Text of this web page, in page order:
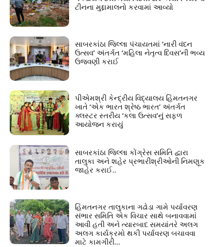
ટીનના મુદ્દામાલનો કરવામાં આવ્યો
સાબરકાંઠા જિલ્લા પંચાયતમાં ‘નારી વંદન
ઉત્સવ’ અંતર્ગત ‘મહિલા નેતૃત્વ દિવસ’ની ભવ્ય
ઉજવણી કરાઈ
પીએમશ્રી કેન્દ્રીય વિદ્યાલય હિંમતનગર
ખાતે ‘એક ભારત શ્રેષ્ઠ ભારત’ અંતર્ગત
ક્લસ્ટર સ્તરીય ‘કલા ઉત્સવ’નું સફળ
આયોજન કરાયું
સાબરકાંઠા જિલ્લા કોંગ્રેસ સમિતિ દ્વારા
તાલુકા અને શહેર પ્રભારીશ્રીઓની નિમણૂક
જાહેર કરાઈ..
હિંમતનગર તાલુકાના ગઢોડા ગામે પર્યાવરણ
સંભાર સમિતિ એક વિચાર સાથે બનાવવામાં
આવી હતી અને ત્યારબાદ સમયાંતરે અલગ
અલગ કાર્યક્રમો થકી પર્યાવરણ બચાવવા
માટે કામગીરી...